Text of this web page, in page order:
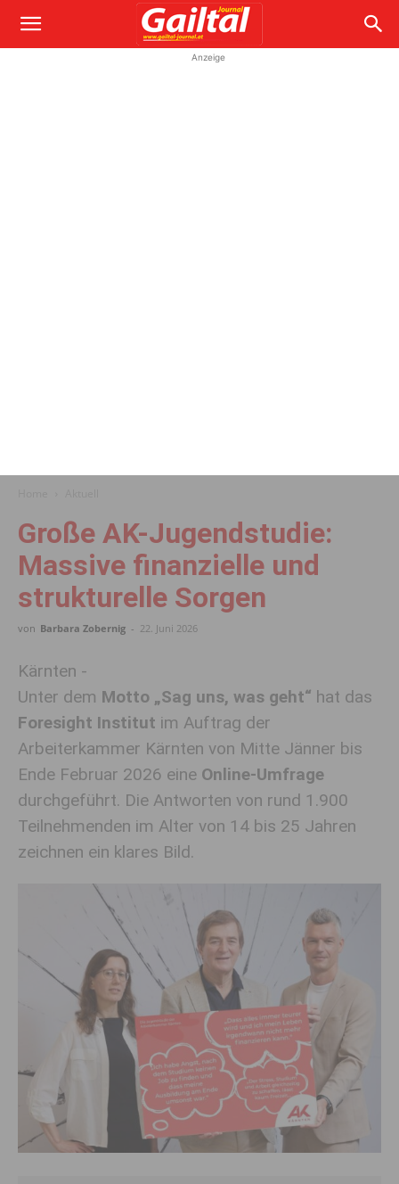
Anzeige
Große AK-Jugendstudie:
Massive finanzielle und
strukturelle Sorgen
von Barbara Zobernig - 22. Juni 2026
Kärnten -
Unter dem Motto „Sag uns, was geht“ hat das
Foresight Institut im Auftrag der
Arbeiterkammer Kärnten von Mitte Jänner bis
Ende Februar 2026 eine Online-Umfrage
durchgeführt. Die Antworten von rund 1.900
Teilnehmenden im Alter von 14 bis 25 Jahren
zeichnen ein klares Bild.